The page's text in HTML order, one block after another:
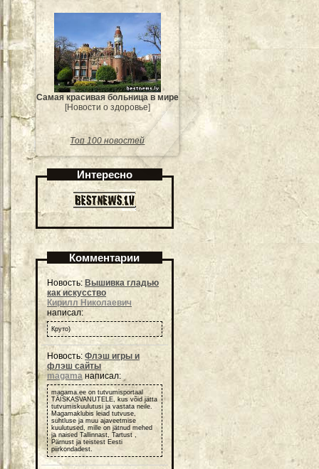
Самая красивая больница в мире
[Новости о здоровье]
Топ 100 новостей
Интересно
Комментарии
Новость: Вышивка гладью
как искусство
Кирилл Николаевич
написал:
Круто)
Новость: Флэш игры и
флэш сайты
magama написал:
magama.ee on tutvumisportaal
TÄISKASVANUTELE, kus võid jätta
tutvumiskuulutusi ja vastata neile.
Magamaklubis leiad tutvuse,
suhtluse ja muu ajaveetmise
kuulutused, mille on jätnud mehed
ja naised Tallinnast, Tartust ,
Pärnust ja teistest Eesti
piirkondadest.